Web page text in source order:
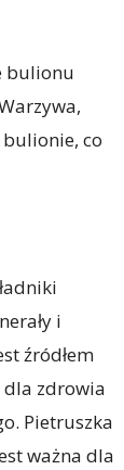
bulionu
co
i
źródłem
zdrowia
Pietruszka
ważna dla